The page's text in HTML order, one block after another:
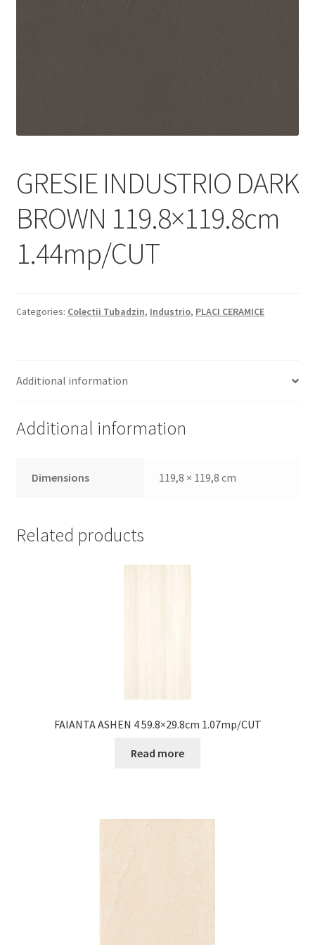
Magazin
Plată
GRESIE INDUSTRIO DARK
BROWN 119.8×119.8cm
1.44mp/CUT
Categories: Colectii Tubadzin, Industrio, PLACI CERAMICE
Additional information
Additional information
Dimensions 119,8 × 119,8 cm
Related products
FAIANTA ASHEN 4 59.8×29.8cm 1.07mp/CUT
Read more